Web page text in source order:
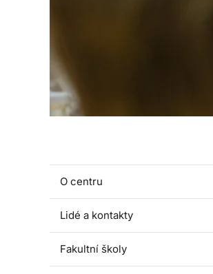
O centru
Lidé a kontakty
Fakultní školy